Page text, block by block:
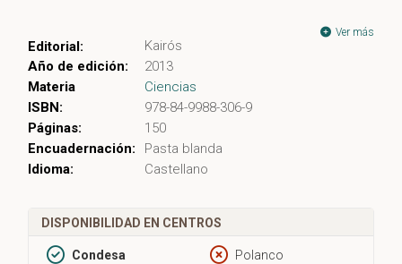
Ver más
Editorial:
Kairós
Año de edición:
2013
Materia
Ciencias
ISBN:
978-84-9988-306-9
Páginas:
150
Encuadernación:
Pasta blanda
Idioma:
Castellano
DISPONIBILIDAD EN CENTROS
Condesa Polanco